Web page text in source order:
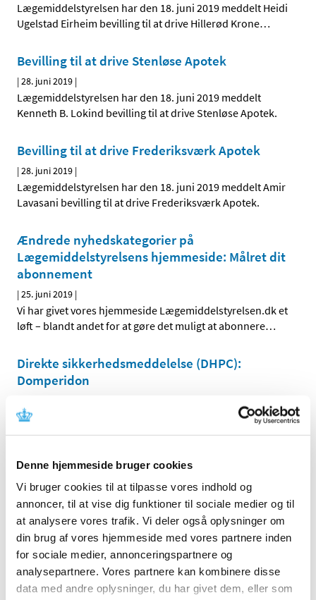
Denne hjemmeside bruger cookies
Vi bruger cookies til at tilpasse vores indhold og
annoncer, til at vise dig funktioner til sociale medier og til
at analysere vores trafik. Vi deler også oplysninger om
din brug af vores hjemmeside med vores partnere inden
for sociale medier, annonceringspartnere og
analysepartnere. Vores partnere kan kombinere disse
data med andre oplysninger, du har givet dem, eller som
Lægemiddelstyrelsen har den 18. juni 2019 meddelt Heidi
Ugelstad Eirheim bevilling til at drive Hillerød Krone…
Bevilling til at drive Stenløse Apotek
|28. juni 2019 |
Lægemiddelstyrelsen har den 18. juni 2019 meddelt
Kenneth B. Lokind bevilling til at drive Stenløse Apotek.
Bevilling til at drive Frederiksværk Apotek
|28. juni 2019 |
Lægemiddelstyrelsen har den 18. juni 2019 meddelt Amir
Lavasani bevilling til at drive Frederiksværk Apotek.
Ændrede nyhedskategorier på
Lægemiddelstyrelsens hjemmeside: Målret dit
abonnement
|25. juni 2019 |
Vi har givet vores hjemmeside Lægemiddelstyrelsen.dk et
løft – blandt andet for at gøre det muligt at abonnere…
Direkte sikkerhedsmeddelelse (DHPC):
Domperidon
Domperidon (Motilium® og Domperidon “Alternova”):
Fjernelse af doseringsoplysninger for pædiatriske…
Flutiform K-haler får generelt klausuleret
tilskud
|7. juni 2019 |
Flutiform K-haler, inhalationsspray (suspension med
indhold af fluticason og formoterol i styrkerne 50+5…
To bidrag til revurdering af tilskudsstatus for
medicin mod knogleskørhed